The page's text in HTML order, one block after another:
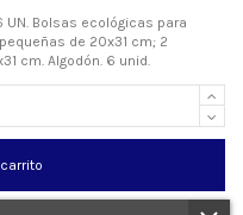
6 UN. Bolsas ecológicas para
de 20x31 cm; 2
cm. Algodón. 6 unid.